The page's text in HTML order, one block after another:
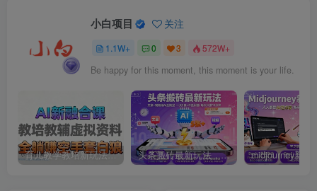
小白项目 关注
1.1W+ 0 3 572W+
Be happy for this moment, this moment is your life.
育儿教学教培新玩法，AI生成教学视频，市场大，操作简单，变现天花板非常高 头条搬砖最新玩法，文章+视频用AI全搞定，一天5张+不是问题，每天只需10分钟